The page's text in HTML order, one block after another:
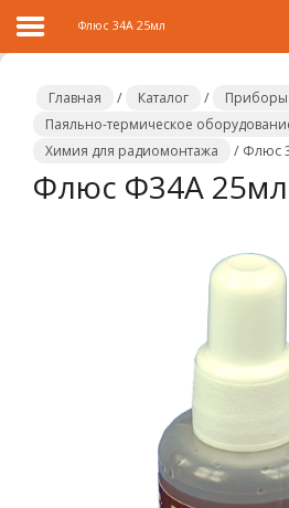
Главная
Каталог
Флюс 34А 25мл
Главная / Каталог / Приборы
Паяльно-термическое
Химия для радиомонтажа
/ Флюс
Флюс Ф34А 25мл